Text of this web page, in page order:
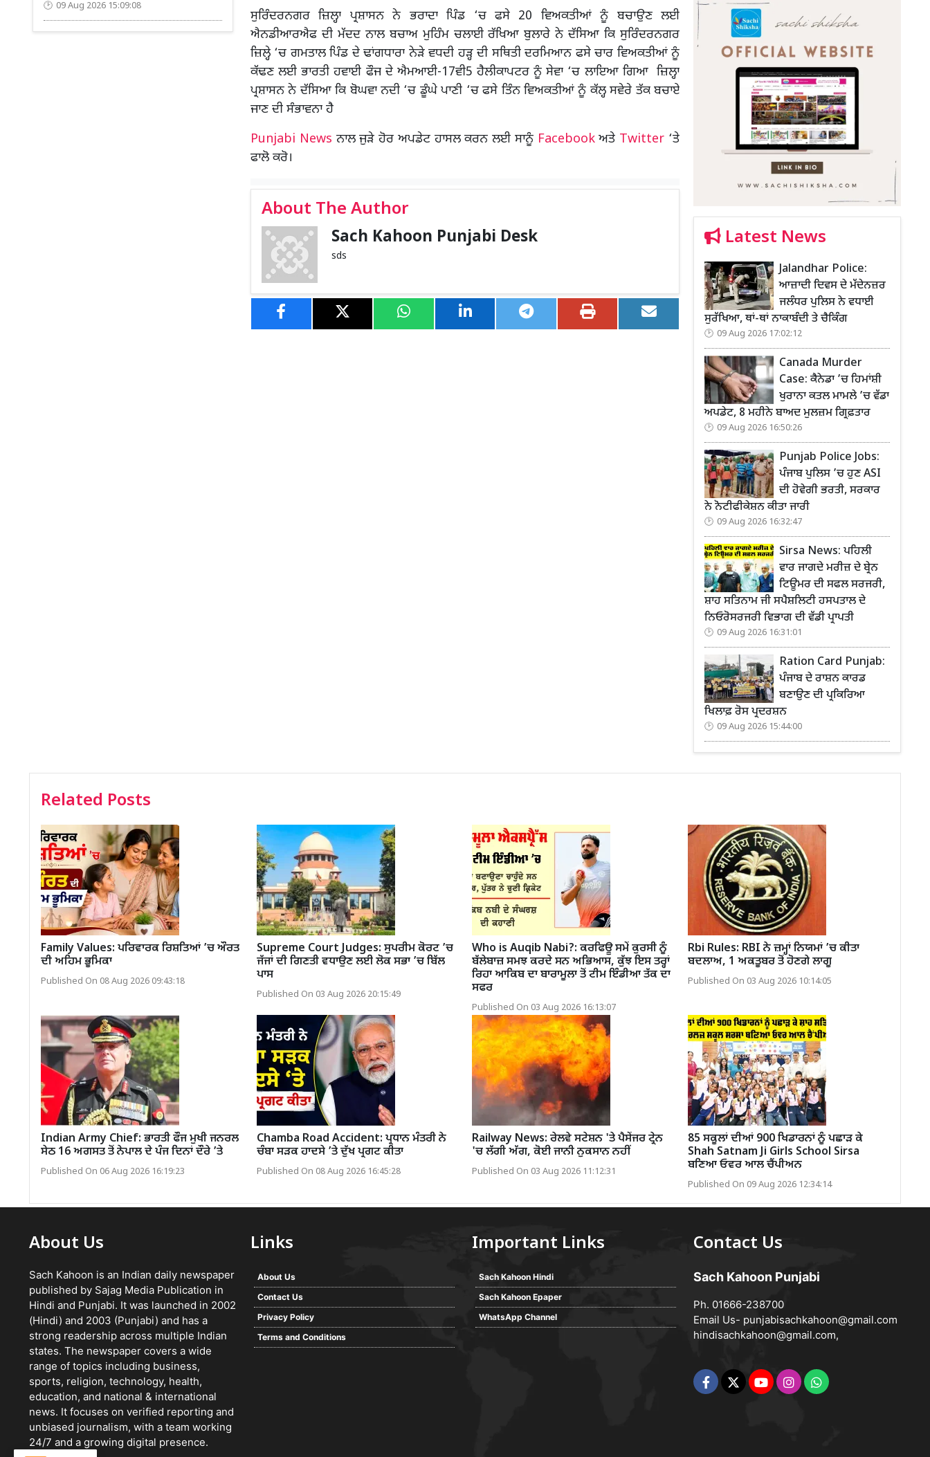
09 Aug 2026 15:09:08
ਸੁਰਿੰਦਰਨਗਰ ਜ਼ਿਲ੍ਹਾ ਪ੍ਰਸ਼ਾਸਨ ਨੇ ਭਰਾਦਾ ਪਿੰਡ ‘ਚ ਫਸੇ 20 ਵਿਅਕਤੀਆਂ ਨੂੰ ਬਚਾਉਣ ਲਈ
ਐਨਡੀਆਰਐਫ ਦੀ ਮੱਦਦ ਨਾਲ ਬਚਾਅ ਮੁਹਿੰਮ ਚਲਾਈ ਰੱਖਿਆ ਬੁਲਾਰੇ ਨੇ ਦੱਸਿਆ ਕਿ ਸੁਰਿੰਦਰਨਗਰ
ਜ਼ਿਲ੍ਹੇ ‘ਚ ਗਮਤਾਲ ਪਿੰਡ ਦੇ ਢਾਂਗਧਾਰਾ ਨੇੜੇ ਵਧਦੀ ਹੜ੍ਹ ਦੀ ਸਥਿਤੀ ਦਰਮਿਆਨ ਫਸੇ ਚਾਰ ਵਿਅਕਤੀਆਂ ਨੂੰ
ਕੱਢਣ ਲਈ ਭਾਰਤੀ ਹਵਾਈ ਫੌਜ ਦੇ ਐਮਆਈ-17ਵੀ5 ਹੈਲੀਕਾਪਟਰ ਨੂੰ ਸੇਵਾ ‘ਚ ਲਾਇਆ ਗਿਆ ਜ਼ਿਲ੍ਹਾ
ਪ੍ਰਸ਼ਾਸਨ ਨੇ ਦੱਸਿਆ ਕਿ ਬੋਘਵਾ ਨਦੀ ‘ਚ ਡੂੰਘੇ ਪਾਣੀ ‘ਚ ਫਸੇ ਤਿੰਨ ਵਿਅਕਤੀਆਂ ਨੂੰ ਕੱਲ੍ਹ ਸਵੇਰੇ ਤੱਕ ਬਚਾਏ
ਜਾਣ ਦੀ ਸੰਭਾਵਨਾ ਹੈ
Punjabi News ਨਾਲ ਜੁੜੇ ਹੋਰ ਅਪਡੇਟ ਹਾਸਲ ਕਰਨ ਲਈ ਸਾਨੂੰ Facebookਅਤੇ Twitter ‘ਤੇ
ਫਾਲੋ ਕਰੋ।
About The Author
Sach Kahoon Punjabi Desk
sds
Latest News
Jalandhar Police:
ਆਜ਼ਾਦੀ ਦਿਵਸ ਦੇ ਮੱਦੇਨਜ਼ਰ
ਜਲੰਧਰ ਪੁਲਿਸ ਨੇ ਵਧਾਈ
ਸੁਰੱਖਿਆ, ਥਾਂ-ਥਾਂ ਨਾਕਾਬੰਦੀ ਤੇ ਚੈਕਿੰਗ
09 Aug 2026 17:02:12
Canada Murder
Case: ਕੈਨੇਡਾ ’ਚ ਹਿਮਾਂਸ਼ੀ
ਖੁਰਾਨਾ ਕਤਲ ਮਾਮਲੇ ’ਚ ਵੱਡਾ
ਅਪਡੇਟ, 8 ਮਹੀਨੇ ਬਾਅਦ ਮੁਲਜ਼ਮ ਗ੍ਰਿਫ਼ਤਾਰ
09 Aug 2026 16:50:26
Punjab Police Jobs:
ਪੰਜਾਬ ਪੁਲਿਸ ’ਚ ਹੁਣ ASI
ਦੀ ਹੋਵੇਗੀ ਭਰਤੀ, ਸਰਕਾਰ
ਨੇ ਨੋਟੀਫੀਕੇਸ਼ਨ ਕੀਤਾ ਜਾਰੀ
09 Aug 2026 16:32:47
Sirsa News: ਪਹਿਲੀ
ਵਾਰ ਜਾਗਦੇ ਮਰੀਜ਼ ਦੇ ਬ੍ਰੇਨ
ਟਿਊਮਰ ਦੀ ਸਫਲ ਸਰਜਰੀ,
ਸ਼ਾਹ ਸਤਿਨਾਮ ਜੀ ਸਪੈਸ਼ਲਿਟੀ ਹਸਪਤਾਲ ਦੇ
ਨਿਓਰੋਸਰਜਰੀ ਵਿਭਾਗ ਦੀ ਵੱਡੀ ਪ੍ਰਾਪਤੀ
09 Aug 2026 16:31:01
Ration Card Punjab:
ਪੰਜਾਬ ਦੇ ਰਾਸ਼ਨ ਕਾਰਡ
ਬਣਾਉਣ ਦੀ ਪ੍ਰਕਿਰਿਆ
ਖਿਲਾਫ਼ ਰੋਸ ਪ੍ਰਦਰਸ਼ਨ
09 Aug 2026 15:44:00
Related Posts
Family Values: ਪਰਿਵਾਰਕ ਰਿਸ਼ਤਿਆਂ ’ਚ ਔਰਤ
ਦੀ ਅਹਿਮ ਭੂਮਿਕਾ
Published On 08 Aug 2026 09:43:18
Supreme Court Judges: ਸੁਪਰੀਮ ਕੋਰਟ ’ਚ
ਜੱਜਾਂ ਦੀ ਗਿਣਤੀ ਵਧਾਉਣ ਲਈ ਲੋਕ ਸਭਾ ’ਚ ਬਿੱਲ
ਪਾਸ
Published On 03 Aug 2026 20:15:49
Who is Auqib Nabi?: ਕਰਫਿਊ ਸਮੇਂ ਕੁਰਸੀ ਨੂੰ
ਬੱਲੇਬਾਜ਼ ਸਮਝ ਕਰਦੇ ਸਨ ਅਭਿਆਸ, ਕੁੱਝ ਇਸ ਤਰ੍ਹਾਂ
ਰਿਹਾ ਆਕਿਬ ਦਾ ਬਾਰਾਮੂਲਾ ਤੋਂ ਟੀਮ ਇੰਡੀਆ ਤੱਕ ਦਾ
ਸਫਰ
Published On 03 Aug 2026 16:13:07
Rbi Rules: RBI ਨੇ ਜ਼ਮ੍ਹਾਂ ਨਿਯਮਾਂ ’ਚ ਕੀਤਾ
ਬਦਲਾਅ, 1 ਅਕਤੂਬਰ ਤੋਂ ਹੋਣਗੇ ਲਾਗੂ
Published On 03 Aug 2026 10:14:05
Indian Army Chief: ਭਾਰਤੀ ਫੌਜ ਮੁਖੀ ਜਨਰਲ
ਸੇਠ 16 ਅਗਸਤ ਤੋਂ ਨੇਪਾਲ ਦੇ ਪੰਜ ਦਿਨਾਂ ਦੌਰੇ ’ਤੇ
Published On 06 Aug 2026 16:19:23
Chamba Road Accident: ਪ੍ਰਧਾਨ ਮੰਤਰੀ ਨੇ
ਚੰਬਾ ਸੜਕ ਹਾਦਸੇ ’ਤੇ ਦੁੱਖ ਪ੍ਰਗਟ ਕੀਤਾ
Published On 08 Aug 2026 16:45:28
Railway News: ਰੇਲਵੇ ਸਟੇਸ਼ਨ 'ਤੇ ਪੈਸੇਂਜਰ ਟ੍ਰੇਨ
'ਚ ਲੱਗੀ ਅੱਗ, ਕੋਈ ਜਾਨੀ ਨੁਕਸਾਨ ਨਹੀਂ
Published On 03 Aug 2026 11:12:31
85 ਸਕੂਲਾਂ ਦੀਆਂ 900 ਖਿਡਾਰਨਾਂ ਨੂੰ ਪਛਾੜ ਕੇ
Shah Satnam Ji Girls School Sirsa
ਬਣਿਆ ਓਵਰ ਆਲ ਚੈਂਪੀਅਨ
Published On 09 Aug 2026 12:34:14
About Us
Sach Kahoon is an Indian daily newspaper
published by Sajag Media Publication in
Hindi and Punjabi. It was launched in 2002
(Hindi) and 2003 (Punjabi) and has a
strong readership across multiple Indian
states. The newspaper covers a wide
range of topics including business,
sports, religion, technology, health,
education, and national & international
news. It focuses on verified reporting and
unbiased journalism, with a team working
24/7 and a growing digital presence.
Links
About Us
Contact Us
Privacy Policy
Terms and Conditions
Important Links
Sach Kahoon Hindi
Sach Kahoon Epaper
WhatsApp Channel
Contact Us
Sach Kahoon Punjabi
Ph. 01666-238700
Email Us- punjabisachkahoon@gmail.com
hindisachkahoon@gmail.com,